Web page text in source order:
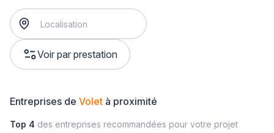
Voir par prestation
Entreprises de Volet à proximité
Top 4 des entreprises recommandées pour votre projet